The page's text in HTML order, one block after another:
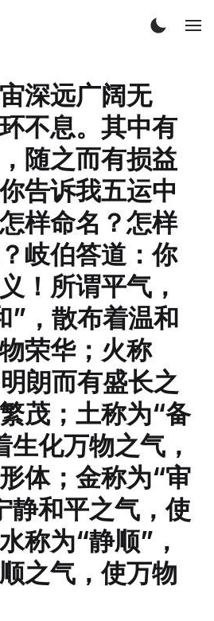
深远广阔无
不息。其中有
随之而有损益
告诉我五运中
样命名？怎样
岐伯答道：你
！所谓平气，
”，散布着温和
荣华；火称
朗而有盛长之
茂；土称为“备
生化万物之气，
体；金称为“审
静和平之气，使
称为“静顺”，
之气，使万物